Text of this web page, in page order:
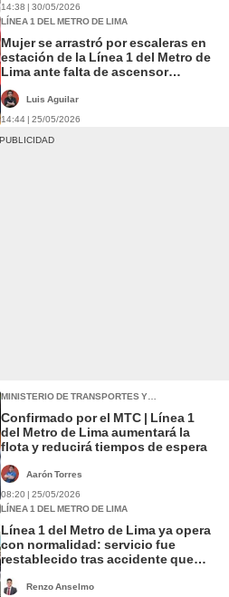
14:38 | 30/05/2026
LÍNEA 1 DEL METRO DE LIMA
Mujer se arrastró por escaleras en
estación de la Línea 1 del Metro de
Lima ante falta de ascensor
Luis Aguilar
14:44 | 25/05/2026
MINISTERIO DE TRANSPORTES Y
Confirmado por el MTC | Línea 1
del Metro de Lima aumentará la
flota y reducirá tiempos de espera
Aarón Torres
08:20 | 25/05/2026
LÍNEA 1 DEL METRO DE LIMA
Línea 1 del Metro de Lima ya opera
con normalidad: servicio fue
restablecido tras accidente que
Renzo Anselmo